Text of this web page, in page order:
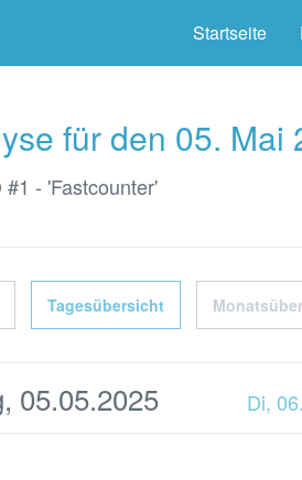
Startseite
für den 05. Mai
#1 - 'Fastcounter'
Tagesübersicht
05.05.2025 Di,